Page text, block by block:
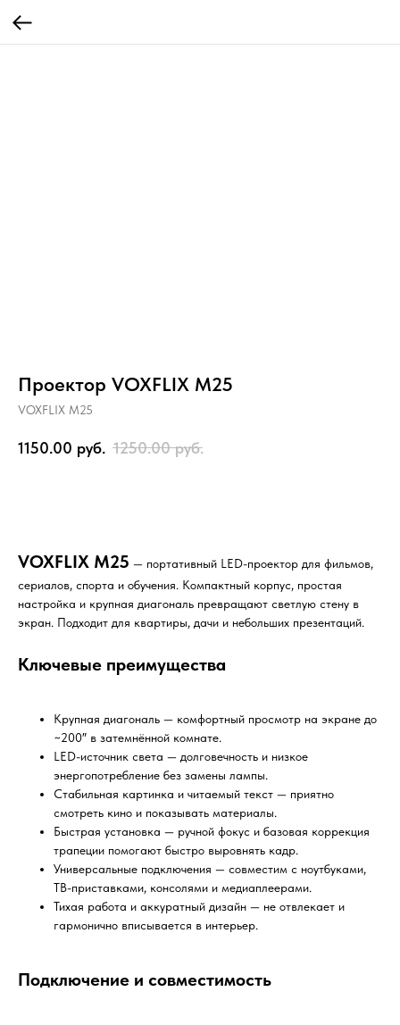
Проектор VOXFLIX M25
VOXFLIX M25
1150.00 руб. 1250.00 руб.
VOXFLIX M25 — портативный LED-проектор для фильмов,
сериалов, спорта и обучения. Компактный корпус, простая
настройка и крупная диагональ превращают светлую стену в
экран. Подходит для квартиры, дачи и небольших презентаций.
Ключевые преимущества
Крупная диагональ — комфортный просмотр на экране до
~200″ в затемнённой комнате.
LED-источник света — долговечность и низкое
энергопотребление без замены лампы.
Стабильная картинка и читаемый текст — приятно
смотреть кино и показывать материалы.
Быстрая установка — ручной фокус и базовая коррекция
трапеции помогают быстро выровнять кадр.
Универсальные подключения — совместим с ноутбуками,
ТВ-приставками, консолями и медиаплеерами.
Тихая работа и аккуратный дизайн — не отвлекает и
гармонично вписывается в интерьер.
Подключение и совместимость